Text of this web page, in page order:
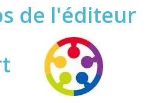
de l'éditeur